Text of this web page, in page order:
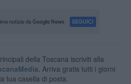
della Toscana iscriviti alla
Arriva gratis tutti i giorni
tua casella di posta.